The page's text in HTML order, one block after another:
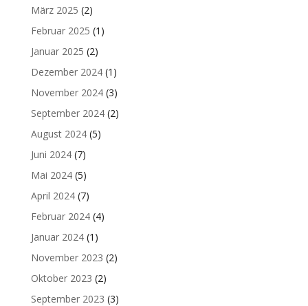
März 2025 (2)
Februar 2025 (1)
Januar 2025 (2)
Dezember 2024(1)
November 2024(3)
September 2024(2)
August 2024(5)
Juni 2024(7)
Mai 2024(5)
April 2024(7)
Februar 2024(4)
Januar 2024(1)
November 2023 (2)
Oktober 2023 (2)
September 2023 (3)